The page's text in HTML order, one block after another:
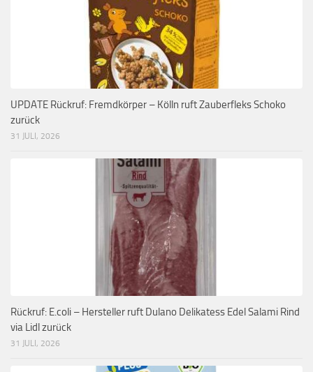
UPDATE Rückruf: Fremdkörper – Kölln ruft Zauberfleks Schoko
zurück
31 JULI, 2026
Rückruf: E.coli – Hersteller ruft Dulano Delikatess Edel Salami Rind
via Lidl zurück
31 JULI, 2026